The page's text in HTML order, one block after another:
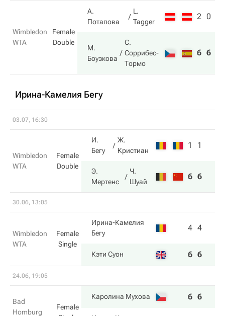
Wimbledon
WTA
Female
Double
А.
Потапова
L.
Tagger
2 0
М.
Боузкова
С.
Соррибес-
Тормо
6 6
Ирина-Камелия Бегу
03.07, 16:30
Wimbledon
WTA
Female
Double
И.
Бегу
Ж.
Кристиан
1 1
Э.
Мертенс
Ч.
Шуай
6 6
30.06, 13:05
Wimbledon
WTA
Female
Single
Ирина-Камелия
Бегу
4 4
Кэти Суон 6 6
24.06, 19:05
Bad
Homburg
Female
Каролина Мухова 6 6